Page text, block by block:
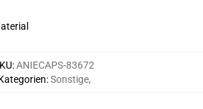
:ANIECAPS-83672
:Sonstige,